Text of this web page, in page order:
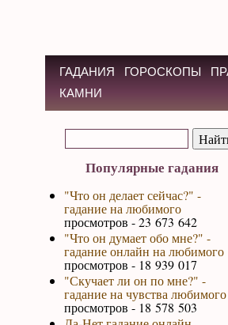
ГАДАНИЯ ГОРОСКОПЫ
КАМНИ
Популярные гадания
"Что он делает сейчас?" -
гадание на любимого
просмотров - 23 673 642
"Что он думает обо мне?" -
гадание онлайн на любимого
просмотров - 18 939 017
"Скучает ли он по мне?" -
гадание на чувства любимого
просмотров - 18 578 503